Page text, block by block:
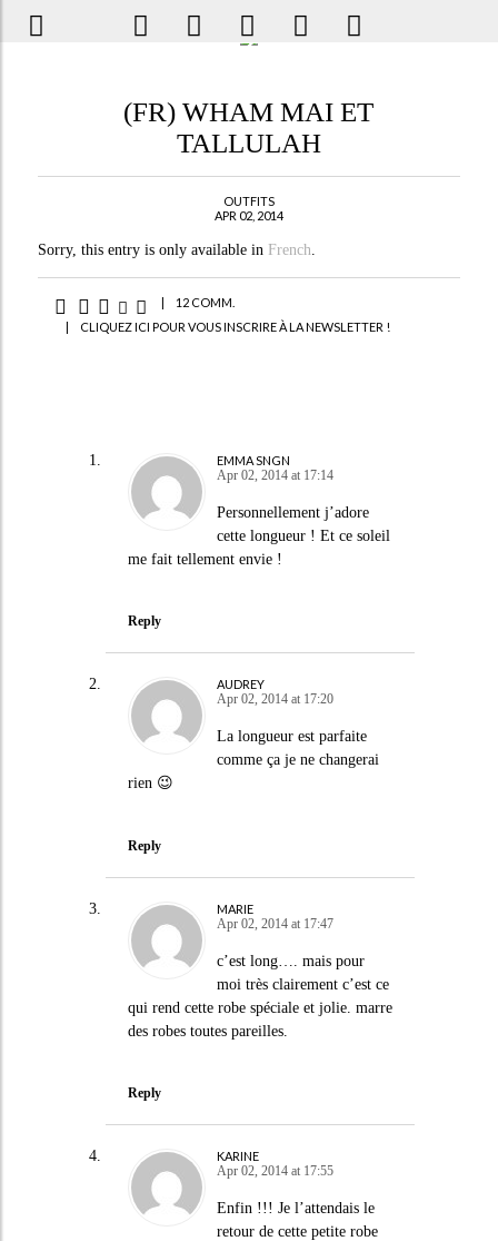
(FR) WHAM MAI ET
TALLULAH
OUTFITS
APR 02, 2014
Sorry, this entry is only available in French.
|
12 COMM.
|
CLIQUEZ ICI POUR VOUS INSCRIRE À LA NEWSLETTER !
EMMA SNGN
Apr 02, 2014 at 17:14
Personnellement j’adore
cette longueur ! Et ce soleil
me fait tellement envie !
Reply
AUDREY
Apr 02, 2014 at 17:20
La longueur est parfaite
comme ça je ne changerai
rien 😉
Reply
MARIE
Apr 02, 2014 at 17:47
c’est long…. mais pour
moi très clairement c’est ce
qui rend cette robe spéciale et jolie. marre
des robes toutes pareilles.
Reply
KARINE
Apr 02, 2014 at 17:55
Enfin !!! Je l’attendais le
retour de cette petite robe